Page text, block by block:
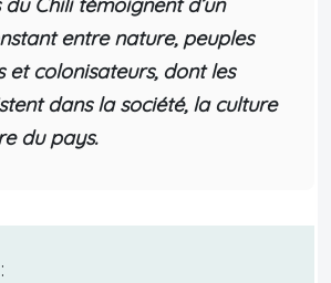
entre nature, peuples
et colonisateurs, dont les
dans la société, la culture
du pays.